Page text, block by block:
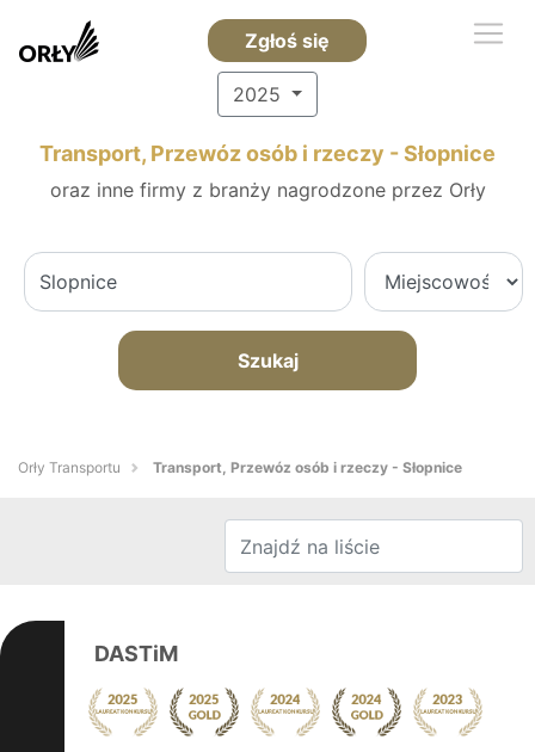
Zgłoś się
2025
Transport, Przewóz osób i rzeczy - Słopnice
oraz inne firmy z branży nagrodzone przez Orły
Szukaj
Orły Transportu Transport, Przewóz osób i rzeczy - Słopnice
DASTiM